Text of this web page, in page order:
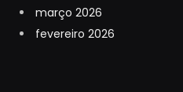
março 2026
fevereiro 2026